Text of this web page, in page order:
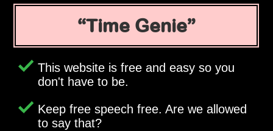
Time Genie
This website is free and easy so you
don't have to be.
Keep free speech free. Are we allowed
to say that?